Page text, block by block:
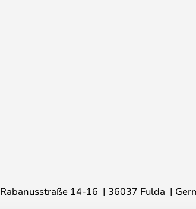
Rabanusstraße 14-16 36037 Fulda